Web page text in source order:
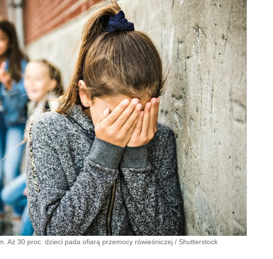
Aż 30 proc. dzieci pada ofiarą przemocy rówieśniczej / Shutterstock